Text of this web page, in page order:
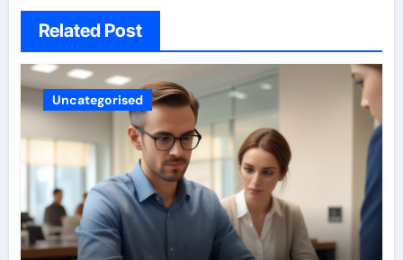
Related Post
Uncategorised